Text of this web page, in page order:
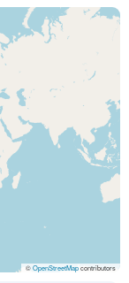
©OpenStreetMapcontributors